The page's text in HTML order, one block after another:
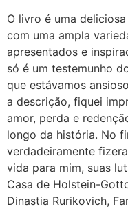
O livro é uma
com uma ampla
apresentados e
só é um testemunho
que estávamos
a descrição, fiquei
amor, perda e
longo da história. No
verdadeiramente
vida para mim, suas
Casa de Holstein-
Dinastia Rurikovich,